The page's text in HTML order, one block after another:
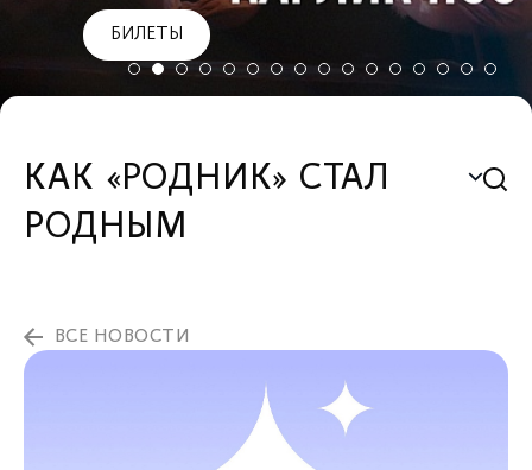
БИЛЕТЫ
КАК «РОДНИК» СТАЛ
РОДНЫМ
ВСЕ НОВОСТИ